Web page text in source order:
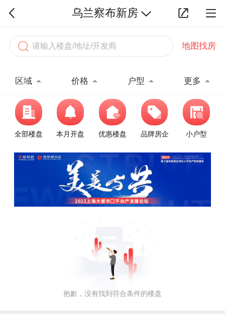
乌兰察布新房
地图找房
区域 价格 户型 更多
全部楼盘 本月开盘 优惠楼盘 品牌房企 小户型
抱歉，没有找到符合条件的楼盘